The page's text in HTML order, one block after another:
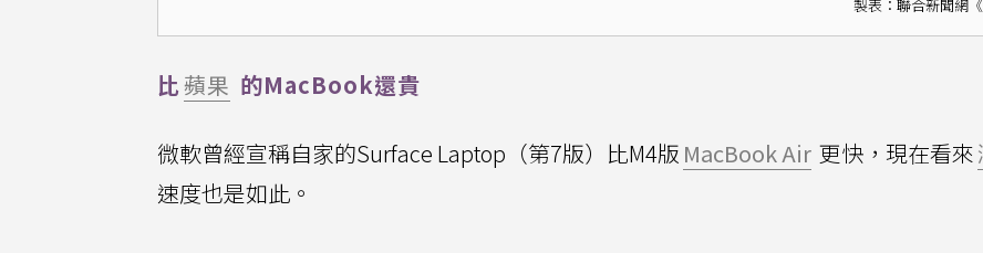
製表：聯合新聞網《
比蘋果 的MacBook還貴
微軟曾經宣稱自家的Surface Laptop（第7版）比M4版 MacBook Air 更快，現在看來
速度也是如此。